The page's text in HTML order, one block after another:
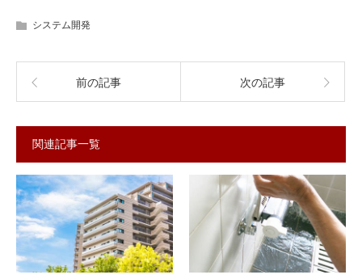
システム開発
前の記事 次の記事
関連記事一覧